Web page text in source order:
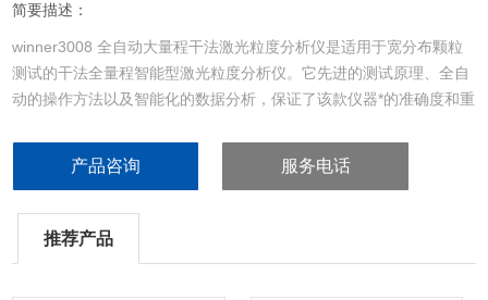
简要描述：
winner3008 全自动大量程干法激光粒度分析仪是适用于宽分布颗粒
测试的干法全量程智能型激光粒度分析仪。它先进的测试原理、全自
动的操作方法以及智能化的数据分析，保证了该款仪器*的准确度和重
产品咨询 服务电话
推荐产品